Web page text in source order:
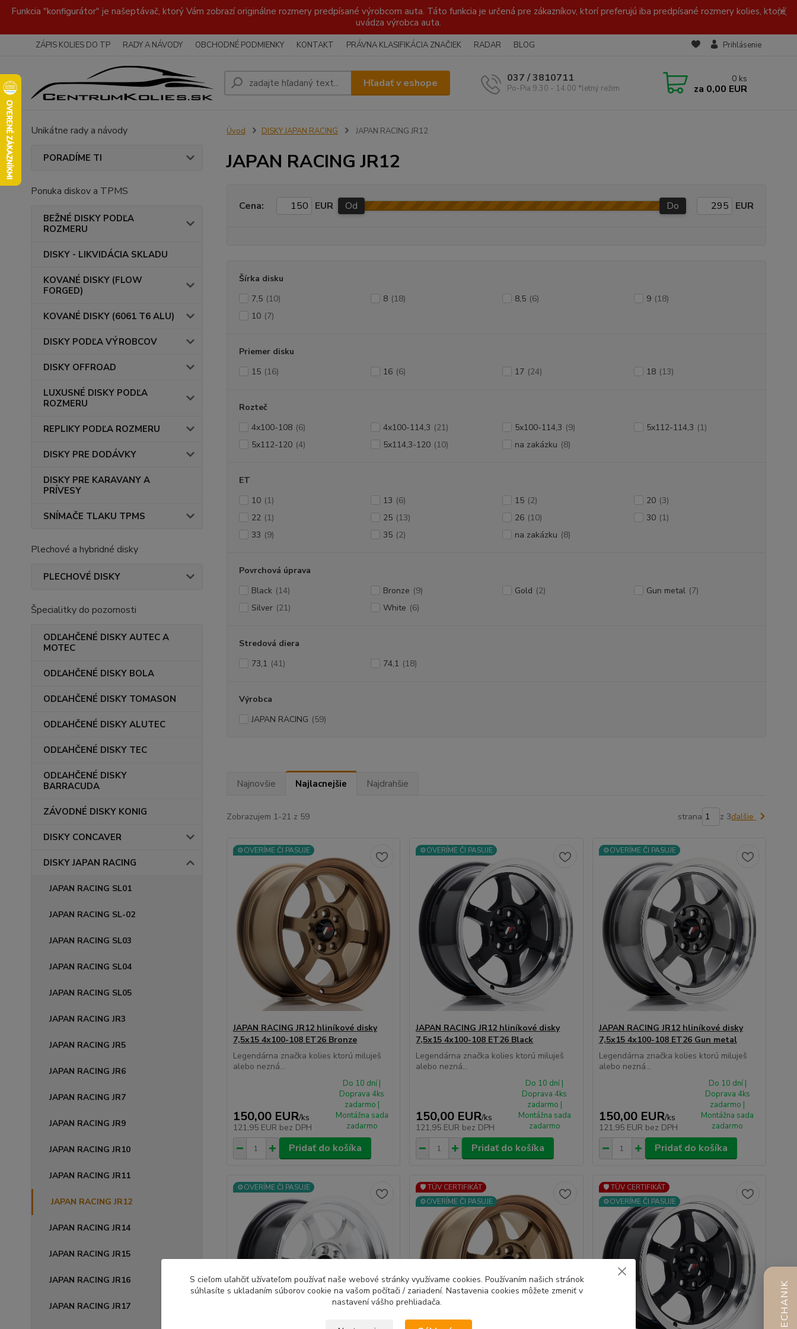
Funkcia "konfigurátor" je našeptávač, ktorý Vám zobrazí originálne rozmery predpísané výrobcom auta. Táto funkcia je určená pre zákazníkov, ktorí preferujú iba predpísané rozmery kolies, ktoré
uvádza výrobca auta.
ZÁPIS KOLIES DO TP RADY A NÁVODY OBCHODNÉ PODMIENKY KONTAKT PRÁVNA KLASIFIKÁCIA ZNAČIEK RADAR BLOG Prihlásenie
Hľadať v eshope 037 / 3810711
Po-Pia 9.30 - 14.00 *letný režim
0 ks
za 0,00 EUR
Unikátne rady a návody
PORADÍME TI
Ponuka diskov a TPMS
BEŽNÉ DISKY PODĽA
ROZMERU
DISKY - LIKVIDÁCIA SKLADU
KOVANÉ DISKY (FLOW
FORGED)
KOVANÉ DISKY (6061 T6 ALU)
DISKY PODĽA VÝROBCOV
DISKY OFFROAD
LUXUSNÉ DISKY PODĽA
ROZMERU
REPLIKY PODĽA ROZMERU
DISKY PRE DODÁVKY
DISKY PRE KARAVANY A
PRÍVESY
SNÍMAČE TLAKU TPMS
Plechové a hybridné disky
PLECHOVÉ DISKY
Špecialitky do pozornosti
ODĽAHČENÉ DISKY AUTEC A
MOTEC
ODĽAHČENÉ DISKY BOLA
ODĽAHČENÉ DISKY TOMASON
ODĽAHČENÉ DISKY ALUTEC
ODĽAHČENÉ DISKY TEC
ODĽAHČENÉ DISKY
BARRACUDA
ZÁVODNÉ DISKY KONIG
DISKY CONCAVER
DISKY JAPAN RACING
JAPAN RACING SL01
JAPAN RACING SL-02
JAPAN RACING SL03
JAPAN RACING SL04
JAPAN RACING SL05
JAPAN RACING JR3
JAPAN RACING JR5
JAPAN RACING JR6
JAPAN RACING JR7
JAPAN RACING JR9
JAPAN RACING JR10
JAPAN RACING JR11
JAPAN RACING JR12
JAPAN RACING JR14
JAPAN RACING JR15
JAPAN RACING JR16
JAPAN RACING JR17
Úvod DISKY JAPAN RACING JAPAN RACING JR12
JAPAN RACING JR12
Cena: EUR Od Do EUR
Šírka disku
7,5 (10) 8 (18) 8,5 (6) 9 (18)
10 (7)
Priemer disku
15 (16) 16 (6) 17 (24) 18 (13)
Rozteč
4x100-108 (6) 4x100-114,3 (21) 5x100-114,3 (9) 5x112-114,3 (1)
5x112-120 (4) 5x114,3-120 (10) na zakázku (8)
ET
10 (1) 13 (6) 15 (2) 20 (3)
22 (1) 25 (13) 26 (10) 30 (1)
33 (9) 35 (2) na zakázku (8)
Povrchová úprava
Black (14) Bronze (9) Gold (2) Gun metal (7)
Silver (21) White (6)
Stredová diera
73,1 (41) 74,1 (18)
Výrobca
JAPAN RACING (59)
Najnovšie Najlacnejšie Najdrahšie
Zobrazujem 1-21 z 59 strana z 3ďalšie
⚙️OVERÍME ČI PASUJE
JAPAN RACING JR12 hliníkové disky
7,5x15 4x100-108 ET26 Bronze
Legendárna značka kolies ktorú miluješ
alebo nezná...
150,00 EUR/ks
121,95 EUR bez DPH
Do 10 dní |
Doprava 4ks
zadarmo |
Montážna sada
zadarmo
Pridať do košíka
⚙️OVERÍME ČI PASUJE
JAPAN RACING JR12 hliníkové disky
7,5x15 4x100-108 ET26 Black
Legendárna značka kolies ktorú miluješ
alebo nezná...
150,00 EUR/ks
121,95 EUR bez DPH
Do 10 dní |
Doprava 4ks
zadarmo |
Montážna sada
zadarmo
Pridať do košíka
⚙️OVERÍME ČI PASUJE
JAPAN RACING JR12 hliníkové disky
7,5x15 4x100-108 ET26 Gun metal
Legendárna značka kolies ktorú miluješ
alebo nezná...
150,00 EUR/ks
121,95 EUR bez DPH
Do 10 dní |
Doprava 4ks
zadarmo |
Montážna sada
zadarmo
Pridať do košíka
⚙️OVERÍME ČI PASUJE
🛡️ TÜV CERTIFIKÁT
⚙️OVERÍME ČI PASUJE
🛡️ TÜV CERTIFIKÁT
⚙️OVERÍME ČI PASUJE
S cieľom uľahčiť užívateľom používať naše webové stránky využívame cookies. Používaním našich stránok
súhlasíte s ukladaním súborov cookie na vašom počítači / zariadení. Nastavenia cookies môžete zmeniť v
nastavení vášho prehliadača.